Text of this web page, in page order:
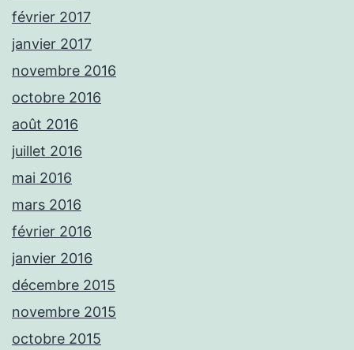
février 2017
janvier 2017
novembre 2016
octobre 2016
août 2016
juillet 2016
mai 2016
mars 2016
février 2016
janvier 2016
décembre 2015
novembre 2015
octobre 2015